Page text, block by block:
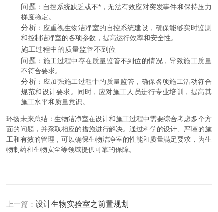
问题 ：自控系统缺乏或不*，无法有效应对突发事件和保持压力
梯度稳定。
分析 ：应重视生物洁净室的自控系统建设，确保能够实时监测
和控制洁净室的各项参数，提高运行效率和安全性。
施工过程中的质量监管不到位
问题 ：施工过程中存在质量监管不到位的情况，导致施工质量
不符合要求。
分析 ：应加强施工过程中的质量监管，确保各项施工活动符合
规范和设计要求。同时，应对施工人员进行专业培训，提高其
施工水平和质量意识。
环扬未来总结：生物洁净室在设计和施工过程中需要综合考虑多个方
面的问题，并采取相应的措施进行解决。通过科学的设计、严谨的施
工和有效的管理，可以确保生物洁净室的性能和质量满足要求，为生
物制药和生物安全等领域提供可靠的保障。
上一篇：设计生物实验室之前置规划